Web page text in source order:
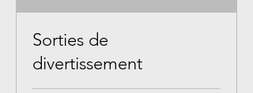
Sorties de
divertissement